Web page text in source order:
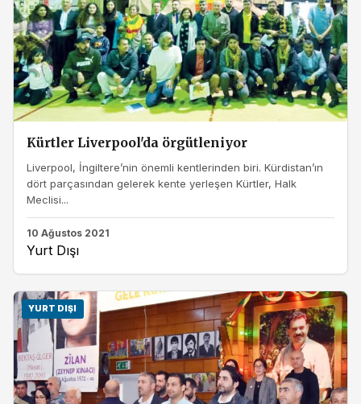
Kürtler Liverpool'da örgütleniyor
Liverpool, İngiltere’nin önemli kentlerinden biri. Kürdistan’ın
dört parçasından gelerek kente yerleşen Kürtler, Halk
Meclisi...
10 Ağustos 2021
Yurt Dışı
YURT DIŞI